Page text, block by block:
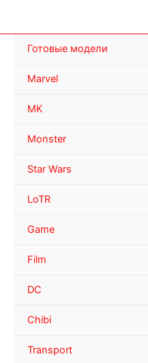
Готовые модели
Marvel
MK
Monster
Star Wars
LoTR
Game
Film
DC
Chibi
Transport